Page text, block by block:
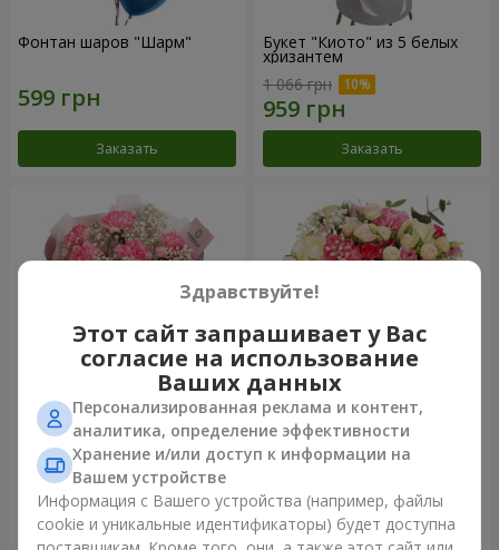
Фонтан шаров "Шарм"
Заказать
Букет "Киото" из 5 белых
хризантем
1 066 грн
Заказать
Букет "Королева
Карибского моря"
1 374 грн
Заказать
Цветы в коробке
"Помпадур"
Заказать
Здравствуйте!
Этот сайт запрашивает у Вас
согласие на использование
Ваших данных
Персонализированная реклама и контент,
аналитика, определение эффективности
Хранение и/или доступ к информации на
Вашем устройстве
Информация с Вашего устройства (например, файлы
cookie и уникальные идентификаторы) будет доступна